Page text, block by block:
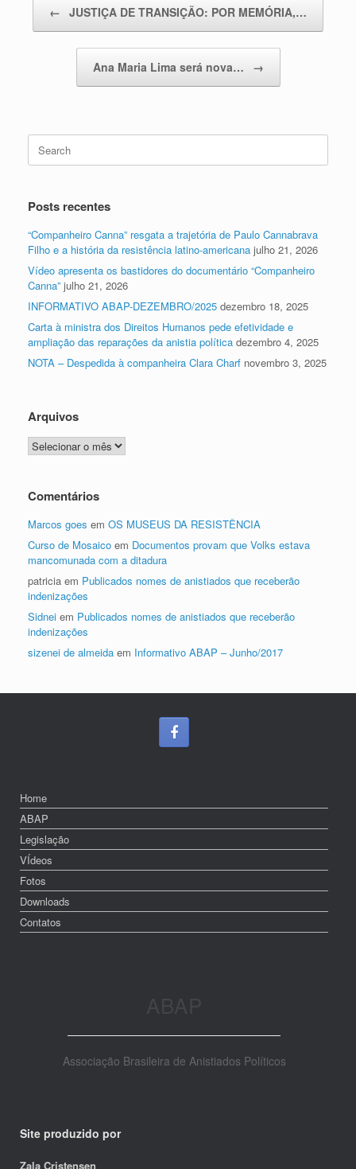
← JUSTIÇA DE TRANSIÇÃO: POR MEMÓRIA,…
Ana Maria Lima será nova… →
for:
Posts recentes
“Companheiro Canna” resgata a trajetória de Paulo Cannabrava
Filho e a história da resistência latino-americana julho 21, 2026
Vídeo apresenta os bastidores do documentário “Companheiro
Canna” julho 21, 2026
INFORMATIVO ABAP-DEZEMBRO/2025 dezembro 18, 2025
Carta à ministra dos Direitos Humanos pede efetividade e
ampliação das reparações da anistia política dezembro 4, 2025
NOTA – Despedida à companheira Clara Charf novembro 3, 2025
Arquivos
Arquivos
Comentários
Marcos goes em OS MUSEUS DA RESISTÊNCIA
Curso de Mosaico em Documentos provam que Volks estava
mancomunada com a ditadura
patricia em Publicados nomes de anistiados que receberão
indenizações
Sidnei em Publicados nomes de anistiados que receberão
indenizações
sizenei de almeida em Informativo ABAP – Junho/2017
Home
ABAP
Legislação
VÍdeos
Fotos
Downloads
Contatos
Associação Brasileira de Anistiados Políticos
Site produzido por
Zala Cristensen